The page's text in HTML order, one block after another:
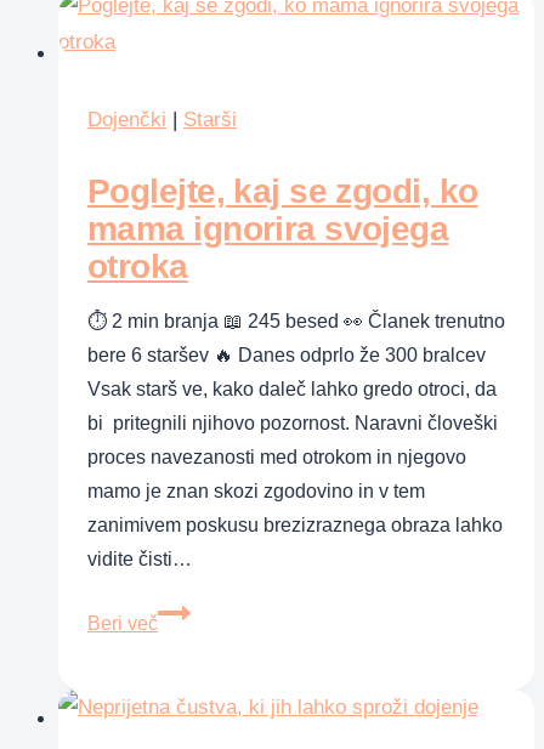
s
Dojenčki Starši
Poglejte, kaj se zgodi, ko
mama ignorira svojega
otroka
⏱ 2 min branja 📖 245 besed 👀 Članek trenutno
bere 6 staršev 🔥 Danes odprlo že 300 bralcev
Vsak starš ve, kako daleč lahko gredo otroci, da
bi pritegnili njihovo pozornost. Naravni človeški
proces navezanosti med otrokom in njegovo
mamo je znan skozi zgodovino in v tem
zanimivem poskusu brezizraznega obraza lahko
vidite čisti…
Beri več
Poglejte,
zgodi,